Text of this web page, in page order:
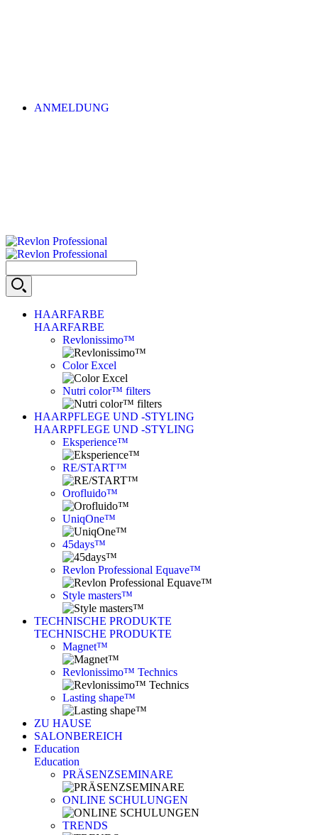
ANMELDUNG
HAARFARBE
HAARFARBE
Revlonissimo™
Color Excel
Nutri color™ filters
HAARPFLEGE UND -STYLING
HAARPFLEGE UND -STYLING
Eksperience™
RE/START™
Orofluido™
UniqOne™
45days™
Revlon Professional Equave™
Style masters™
TECHNISCHE PRODUKTE
TECHNISCHE PRODUKTE
Magnet™
Revlonissimo™ Technics
Lasting shape™
ZU HAUSE
SALONBEREICH
Education
Education
PRÄSENZSEMINARE
ONLINE SCHULUNGEN
TRENDS